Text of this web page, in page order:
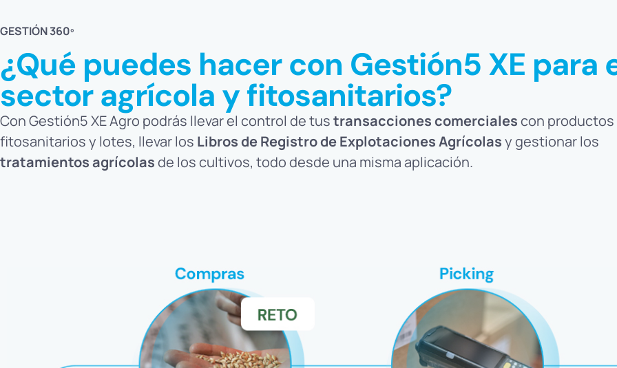
GESTIÓN 360º
¿Qué puedes hacer con Gestión5 XE para
sector agrícola y fitosanitarios?
Con Gestión5 XE Agro podrás llevar el control de tustransacciones comercialescon productos
fitosanitarios y lotes, llevar los Libros de Registro de Explotaciones Agrícolasy gestionar los
tratamientos agrícolasde los cultivos, todo desde una misma aplicación.